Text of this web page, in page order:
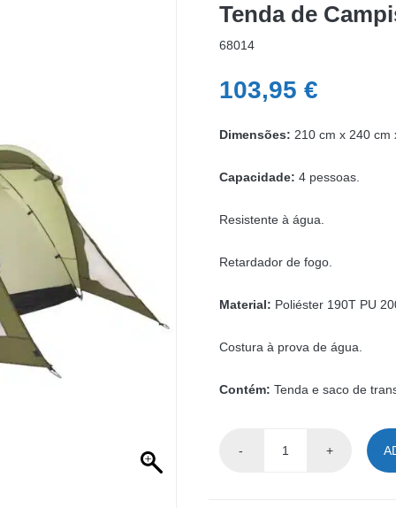
Tenda de
68014
103,95 €
Dimensões: 210 cm x 240 cm
Capacidade: 4 pessoas.
Resistente à água.
Retardador de fogo.
Material: Poliéster 190T PU
Costura à prova de água.
Contém: Tenda e saco de